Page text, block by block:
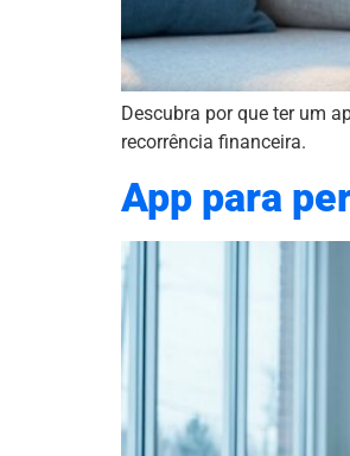
Descubra por que ter um
recorrência financeira.
App para